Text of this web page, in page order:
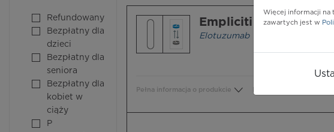
Refundowany
Bezpłatny dla
dzieci
Bezpłatny dla
seniora
Bezpłatny dla
kobiet w
ciąży
P
Empliciti
Elotuzumab
Pełna informacja o produkcie
Więcej informacji na
zawartych jest w